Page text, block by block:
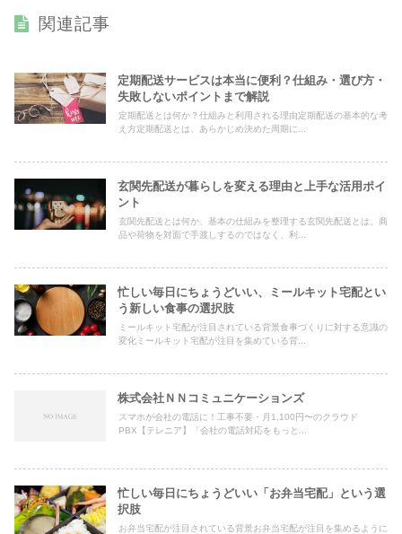
関連記事
定期配送サービスは本当に便利？仕組み・選び方・
失敗しないポイントまで解説
定期配送とは何か？仕組みと利用される理由定期配送の基本的な考
え方定期配送とは、あらかじめ決めた周期に...
玄関先配送が暮らしを変える理由と上手な活用ポイ
ント
玄関先配送とは何か、基本の仕組みを整理する玄関先配送とは、商
品や荷物を対面で手渡しするのではなく、利...
忙しい毎日にちょうどいい、ミールキット宅配とい
う新しい食事の選択肢
ミールキット宅配が注目されている背景食事づくりに対する意識の
変化ミールキット宅配が注目を集めている背...
株式会社ＮＮコミュニケーションズ
スマホが会社の電話に！工事不要・月1,100円〜のクラウド
PBX【テレニア】「会社の電話対応をもっと...
忙しい毎日にちょうどいい「お弁当宅配」という選
択肢
お弁当宅配が注目されている背景お弁当宅配が注目を集めるように